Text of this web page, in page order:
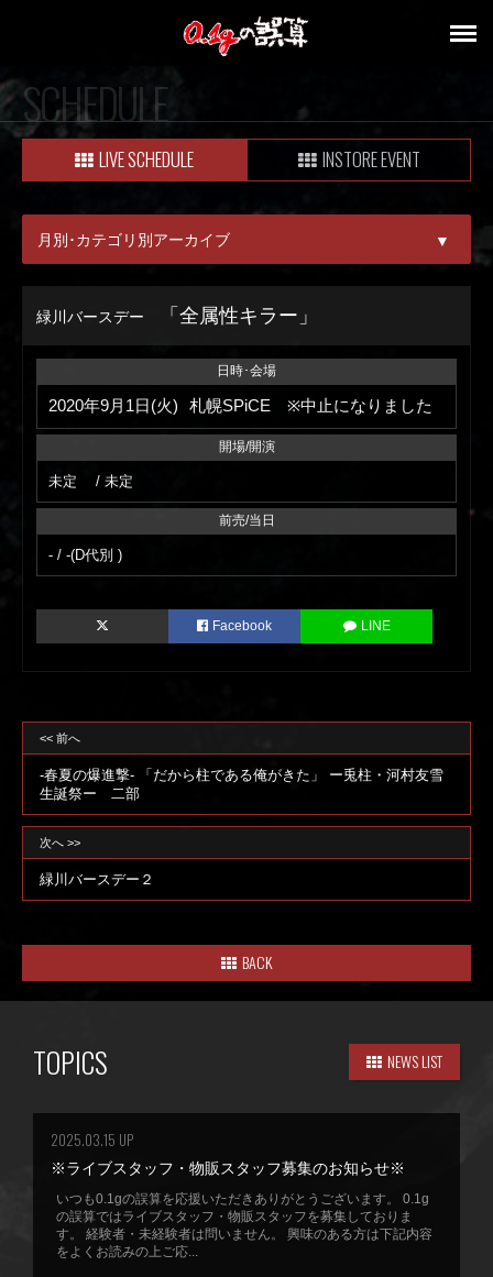
SCHEDULE
LIVE SCHEDULE INSTORE EVENT
月別･カテゴリ別アーカイブ ▼
ALL
09月
緑川バースデー 「全属性キラー」
日時･会場
2020年9月1日(火) 札幌SPiCE ※中止になりました
開場/開演
未定 / 未定
前売/当日
- / -(D代別 )
Facebook LINE
<< 前へ
-春夏の爆進撃- 「だから柱である俺がきた」 ー兎柱・河村友雪
生誕祭ー 二部
次へ >>
緑川バースデー２
BACK
TOPICS NEWS LIST
2025.03.15 UP
※ライブスタッフ・物販スタッフ募集のお知らせ※
いつも0.1gの誤算を応援いただきありがとうございます。 0.1g
の誤算ではライブスタッフ・物販スタッフを募集しておりま
す。 経験者・未経験者は問いません。 興味のある方は下記内容
をよくお読みの上ご応...